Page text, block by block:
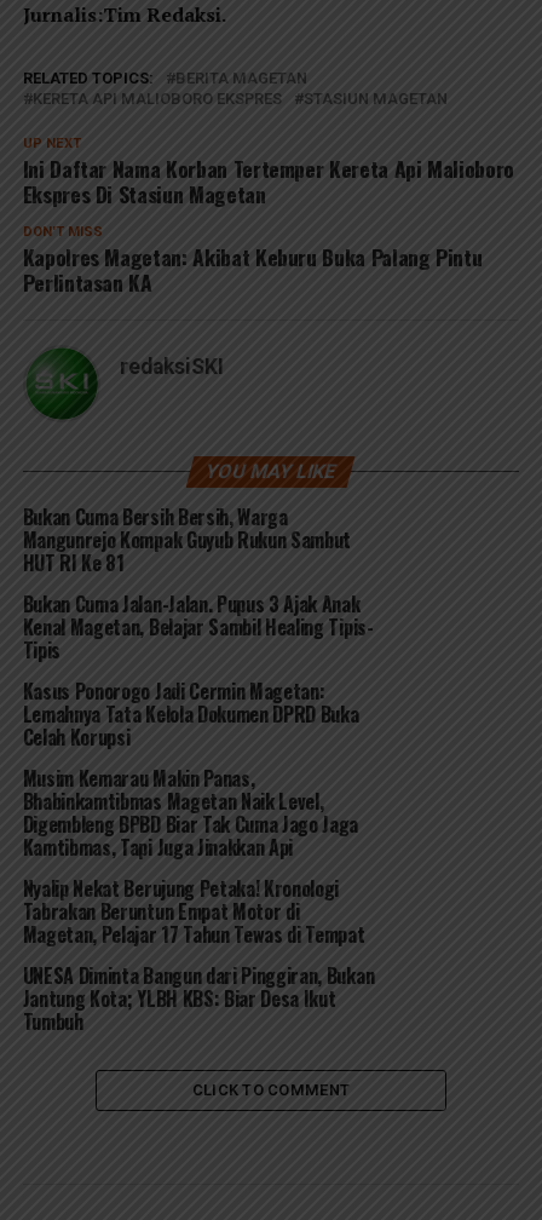
Jurnalis:Tim Redaksi.
RELATED TOPICS:
BERITA MAGETAN
KERETA API MALIOBORO EKSPRES
STASIUN MAGETAN
UP NEXT
Ini Daftar Nama Korban Tertemper Kereta Api Malioboro
Ekspres Di Stasiun Magetan
DON'T MISS
Kapolres Magetan: Akibat Keburu Buka Palang Pintu
Perlintasan KA
redaksiSKI
YOU MAY LIKE
Bukan Cuma Bersih Bersih, Warga
Mangunrejo Kompak Guyub Rukun Sambut
HUT RI Ke 81
Bukan Cuma Jalan-Jalan. Pupus 3 Ajak Anak
Kenal Magetan, Belajar Sambil Healing Tipis-
Tipis
Kasus Ponorogo Jadi Cermin Magetan:
Lemahnya Tata Kelola Dokumen DPRD Buka
Celah Korupsi
Musim Kemarau Makin Panas,
Bhabinkamtibmas Magetan Naik Level,
Digembleng BPBD Biar Tak Cuma Jago Jaga
Kamtibmas, Tapi Juga Jinakkan Api
Nyalip Nekat Berujung Petaka! Kronologi
Tabrakan Beruntun Empat Motor di
Magetan, Pelajar 17 Tahun Tewas di Tempat
UNESA Diminta Bangun dari Pinggiran, Bukan
Jantung Kota; YLBH KBS: Biar Desa Ikut
Tumbuh
CLICK TO COMMENT